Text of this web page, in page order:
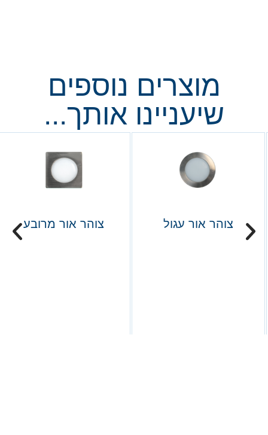
מוצרים נוספים
שיעניינו אותך...
צוהר אור עגול צוהר אור מרובע